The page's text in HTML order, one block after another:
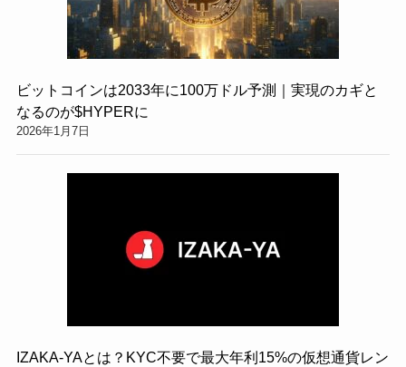
ビットコインは2033年に100万ドル予測｜実現のカギと
なるのが$HYPERに
2026年1月7日
IZAKA-YAとは？KYC不要で最大年利15%の仮想通貨レン